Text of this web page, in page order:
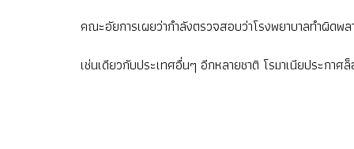
คณะอัยการเผยว่ากำลังตรวจสอบว่าโรงพยาบาลทำผิดพ
เช่นเดียวกับประเทศอื่นๆ อีกหลายชาติ โรมาเนียประกา